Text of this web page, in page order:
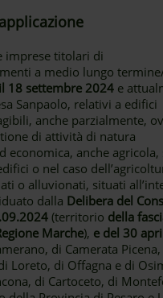
imprese titolari di
a medio lungo
18 settembre 2024 e
Sanpaolo, relativi a edifici
anche parzialmente,
di attività di natura
economica, anche agricola,
o nel caso
o alluvionati, situati
dalla Delibera del
(territorio della
Marche), e del 30
di Camerata
Loreto, di Offagna e di
di Cartoceto, di